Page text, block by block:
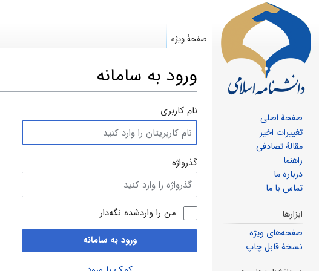
ورود به سامانه
پرش
ناوبری
پرش
جستجو
نام کاربری
گذرواژه
من را واردشده نگه‌دار
ورود به سامانه
صفحهٔ ویژه
صفحهٔ اصلی
تغییرات اخیر
مقالهٔ تصادفی
راهنما
درباره ما
تماس با ما
ابزارها
صفحه‌های ویژه
نسخهٔ قابل چاپ